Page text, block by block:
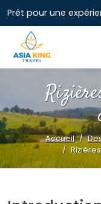
Prêt pour une
Accueil